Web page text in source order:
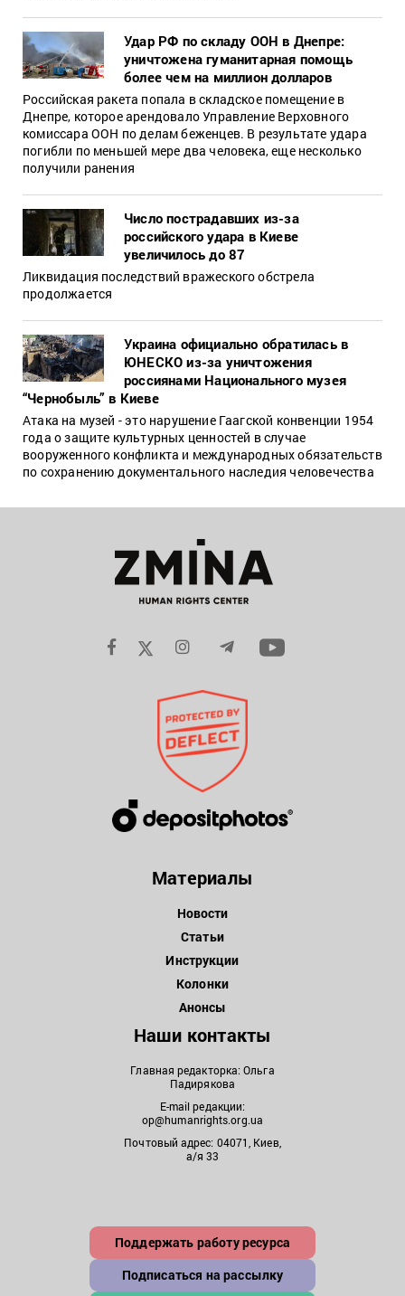
Удар РФ по складу ООН в Днепре:
уничтожена гуманитарная помощь
более чем на миллион долларов
Российская ракета попала в складское помещение в
Днепре, которое арендовало Управление Верховного
комиссара ООН по делам беженцев. В результате удара
погибли по меньшей мере два человека, еще несколько
получили ранения
Число пострадавших из-за
российского удара в Киеве
увеличилось до 87
Ликвидация последствий вражеского обстрела
продолжается
Украина официально обратилась в
ЮНЕСКО из-за уничтожения
россиянами Национального музея
“Чернобыль” в Киеве
Атака на музей - это нарушение Гаагской конвенции 1954
года о защите культурных ценностей в случае
вооруженного конфликта и международных обязательств
по сохранению документального наследия человечества
Материалы
Новости
Статьи
Инструкции
Колонки
Анонсы
Наши контакты
Главная редакторка: Ольга
Падирякова
E-mail редакции:
op@humanrights.org.ua
Почтовый адрес: 04071, Киев,
а/я 33
Поддержать работу ресурса
Подписаться на рассылку